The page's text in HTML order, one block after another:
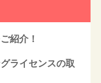
紹介！
ライセンスの取